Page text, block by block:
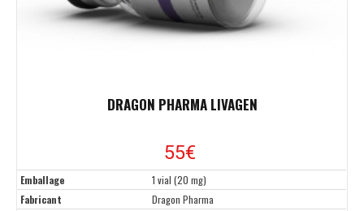
DRAGON PHARMA LIVAGEN
55€
Emballage
1 vial (20 mg)
Fabricant
Dragon Pharma